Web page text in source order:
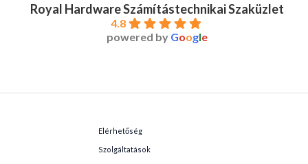
Royal Hardware Számítástechnikai Szaküzlet
4.8
powered by Google
Elérhetőség
Szolgáltatások